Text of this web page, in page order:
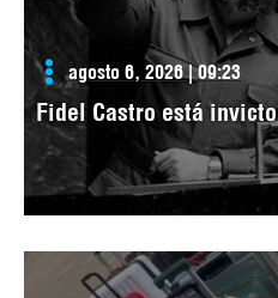
agosto 6, 2026 | 09:23
Fidel Castro está invicto